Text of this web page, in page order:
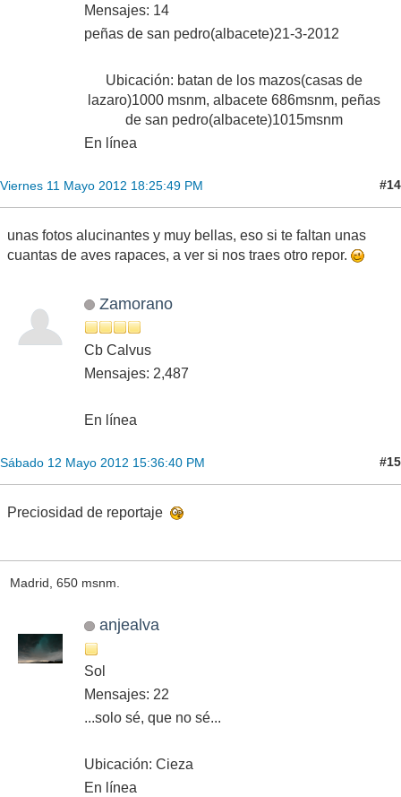
Mensajes: 14
peñas de san pedro(albacete)21-3-2012
Ubicación: batan de los mazos(casas de
lazaro)1000 msnm, albacete 686msnm, peñas
de san pedro(albacete)1015msnm
En línea
Viernes 11 Mayo 2012 18:25:49 PM #14
unas fotos alucinantes y muy bellas, eso si te faltan unas
cuantas de aves rapaces, a ver si nos traes otro repor.
Zamorano
Cb Calvus
Mensajes: 2,487
En línea
Sábado 12 Mayo 2012 15:36:40 PM #15
Preciosidad de reportaje
Madrid, 650 msnm.
anjealva
Sol
Mensajes: 22
...solo sé, que no sé...
Ubicación: Cieza
En línea